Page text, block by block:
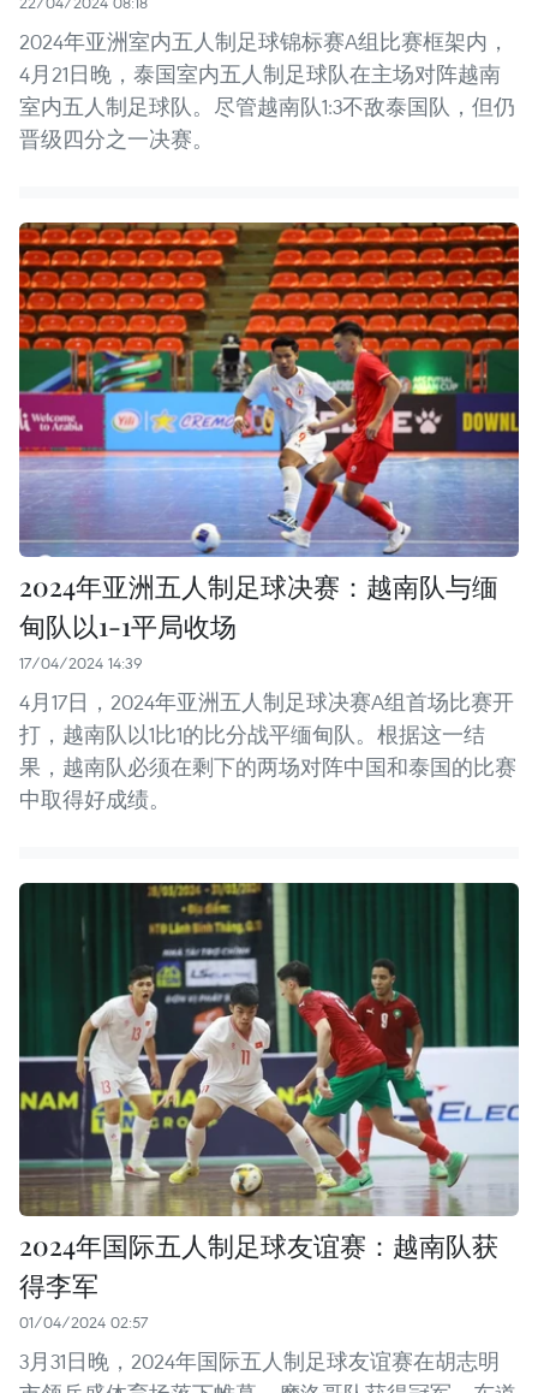
2024年亚洲室内五人制足球锦标赛A组比赛框架内，
4月21日晚，泰国室内五人制足球队在主场对阵越南
室内五人制足球队。尽管越南队1:3不敌泰国队，但仍
晋级四分之一决赛。
2024年亚洲五人制足球决赛：越南队与缅
甸队以1-1平局收场
17/04/2024 14:39
4月17日，2024年亚洲五人制足球决赛A组首场比赛开
打，越南队以1比1的比分战平缅甸队。根据这一结
果，越南队必须在剩下的两场对阵中国和泰国的比赛
中取得好成绩。
2024年国际五人制足球友谊赛：越南队获
得李军
01/04/2024 02:57
3月31日晚，2024年国际五人制足球友谊赛在胡志明